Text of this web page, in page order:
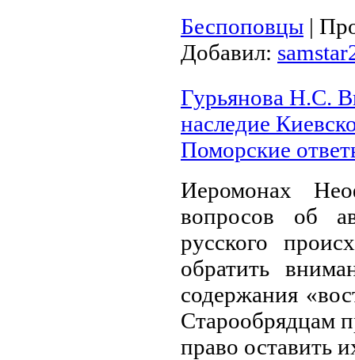
Беспоповцы |
Добавил:
Гурьянова Н.С.
наследие
Поморские
Иеромонах
вопросов об
русского
обратить
содержания
Старообряд­цам
право оставить